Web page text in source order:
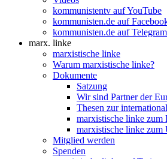
kommunistentv auf YouTube
kommunisten.de auf
kommunisten.de auf Telegram
marx. linke
marxistische linke
Warum marxistische linke?
Dokumente
Satzung
Wir sind Partner der
Thesen zur
marxistische linke zum
marxistische linke
Mitglied werden
Spenden